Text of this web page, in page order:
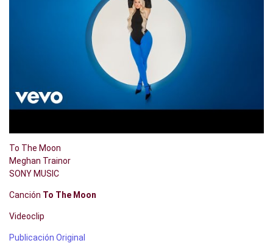
To The Moon
Meghan Trainor
SONY MUSIC
Canción To The Moon
Videoclip
Publicación Original